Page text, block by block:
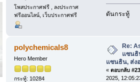
โพสประกาศฟรี , ลงประกาศ
ฟรีออนไลน์, เว็บประกาศฟรี
ดันกระทู้
polychemicals8
Hero Member
กระทู้: 10284
Re:
แซนธิ
แซนธิน, ส่ง
« ตอบกลับ
2025,